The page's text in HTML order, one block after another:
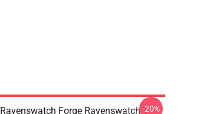
Ravenswatch Forge Ravenswatch T--20%